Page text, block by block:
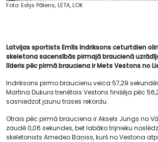
Foto: Edijs Pālens, LETA, LOK
Latvijas sportists Emīls Indriksons ceturtdien
skeletona sacensībās pirmajā braucienā
līderis pēc pirmā brauciena ir Mets Vestons no
Indriksons pirmo braucienu veica 57,29
Martina Dukura trenētais Vestons finišēja pēc
sasniedzot jaunu trases rekordu.
Otrais pēc pirmā brauciena ir Aksels Jungs no
zaudē 0,06 sekundes, bet labāko trijnieku
skeletonists Amedeo Baņiss, kurš no Vestona